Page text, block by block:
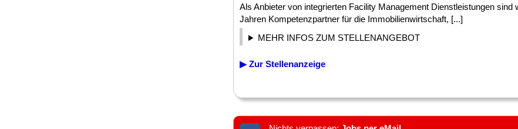
Als Anbieter von integrierten Facility Management Dienstleistungen sind
Jahren Kompetenzpartner für die Immobilienwirtschaft, [...]
MEHR INFOS ZUM STELLENANGEBOT
▶ Zur Stellenanzeige